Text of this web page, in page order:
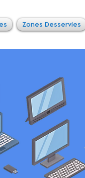
Zones Desservies